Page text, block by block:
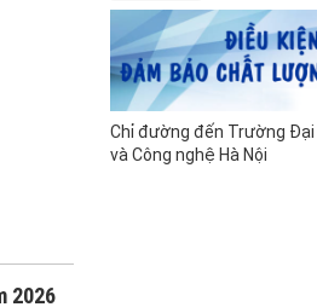
2026
Chỉ đường đến Trường Đại
và Công nghệ Hà Nội